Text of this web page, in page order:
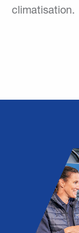
climatisation.